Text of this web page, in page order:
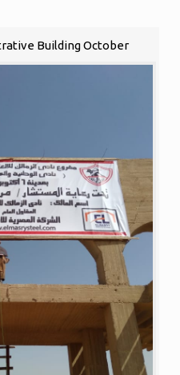
Building October